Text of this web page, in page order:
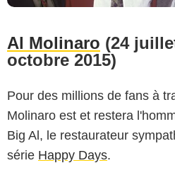
Al Molinaro (24
octobre 2015)
Pour des millions de fans à
Molinaro est et restera
Big Al, le restaurateur
série Happy Days.